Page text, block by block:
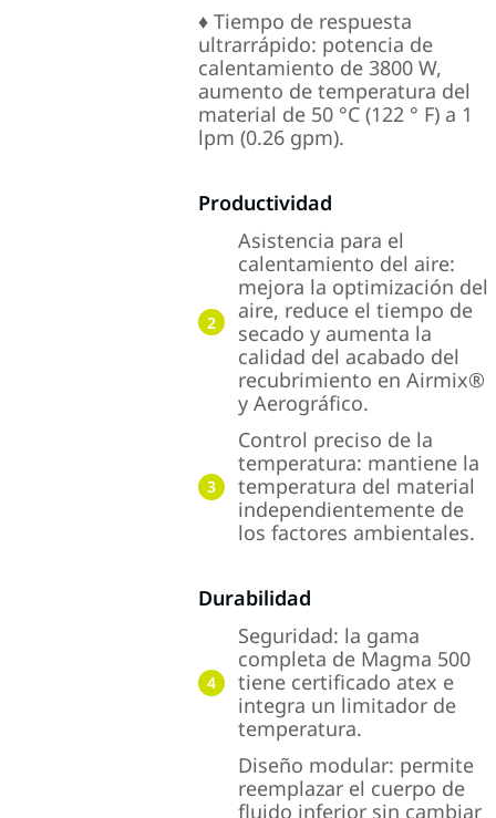
♦ Tiempo de respuesta
ultrarrápido: potencia de
calentamiento de 3800 W,
aumento de temperatura del
material de 50 °C (122 ° F) a 1
lpm (0.26 gpm).
Productividad
2
Asistencia para el
calentamiento del aire:
mejora la optimización del
aire, reduce el tiempo de
secado y aumenta la
calidad del acabado del
recubrimiento en Airmix®
y Aerográfico.
3
Control preciso de la
temperatura: mantiene la
temperatura del material
independientemente de
los factores ambientales.
Durabilidad
4
Seguridad: la gama
completa de Magma 500
tiene certificado atex e
integra un limitador de
temperatura.
Diseño modular: permite
reemplazar el cuerpo de
fluido inferior sin cambiar